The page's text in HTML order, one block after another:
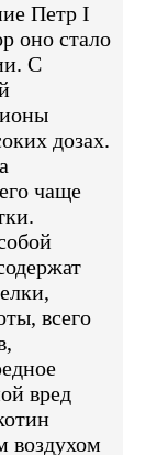
Петр I
оно стало
С
дозах.
чаще
всего
вред
воздухом